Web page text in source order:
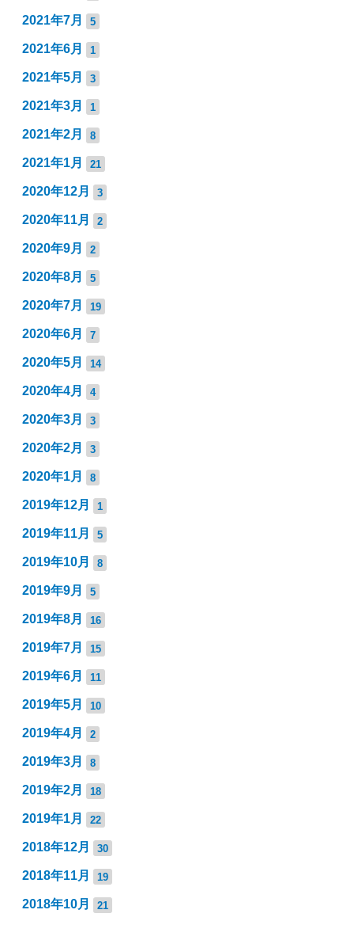
2021年7月 5
2021年6月 1
2021年5月 3
2021年3月 1
2021年2月 8
2021年1月 21
2020年12月 3
2020年11月 2
2020年9月 2
2020年8月 5
2020年7月 19
2020年6月 7
2020年5月 14
2020年4月 4
2020年3月 3
2020年2月 3
2020年1月 8
2019年12月 1
2019年11月 5
2019年10月 8
2019年9月 5
2019年8月 16
2019年7月 15
2019年6月 11
2019年5月 10
2019年4月 2
2019年3月 8
2019年2月 18
2019年1月 22
2018年12月 30
2018年11月 19
2018年10月 21